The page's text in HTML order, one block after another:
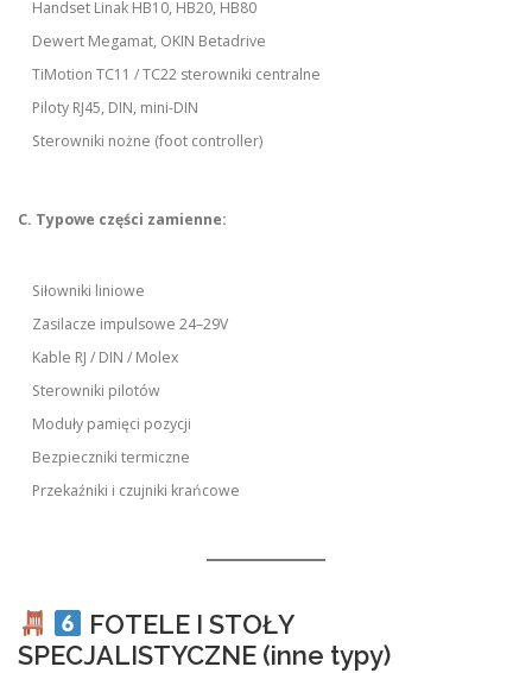
Handset Linak HB10, HB20, HB80
Dewert Megamat, OKIN Betadrive
TiMotion TC11 / TC22 sterowniki centralne
Piloty RJ45, DIN, mini-DIN
Sterowniki nożne (foot controller)
C. Typowe części zamienne:
Siłowniki liniowe
Zasilacze impulsowe 24–29V
Kable RJ / DIN / Molex
Sterowniki pilotów
Moduły pamięci pozycji
Bezpieczniki termiczne
Przekaźniki i czujniki krańcowe
FOTELE I STOŁY
SPECJALISTYCZNE (inne typy)